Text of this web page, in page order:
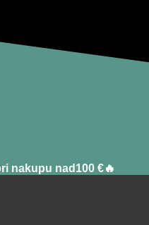
nakupu nad100 €🔥